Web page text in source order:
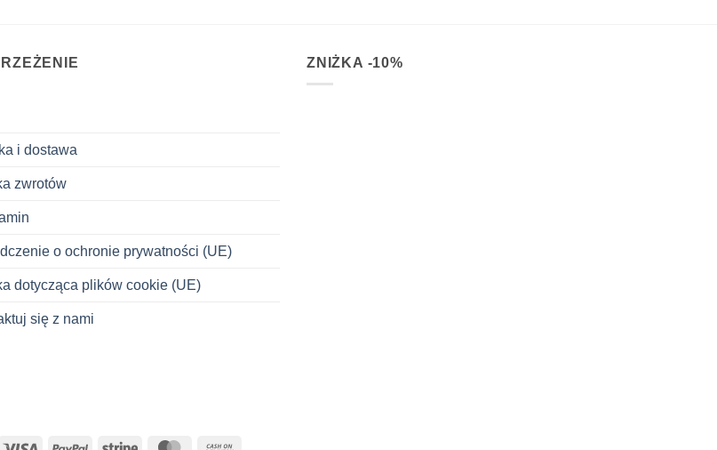
i dostawa
zwrotów
o ochronie prywatności (UE)
dotycząca plików cookie (UE)
się z nami
ZNIŻKA -10%
Visa PayPal Stripe MasterCard